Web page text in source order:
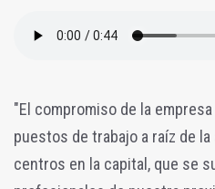
"El compromiso de la
puestos de trabajo a raíz de
centros en la capital, que se